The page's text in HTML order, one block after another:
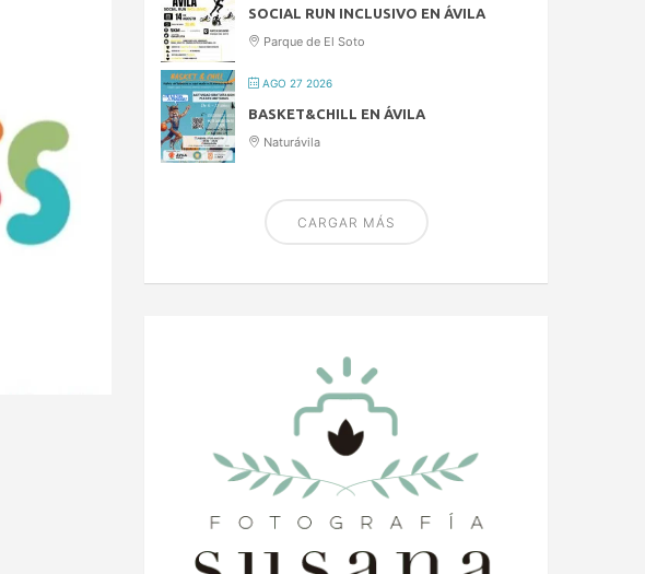
SOCIAL RUN INCLUSIVO EN ÁVILA
Parque de El Soto
AGO 27 2026
BASKET&CHILL EN ÁVILA
Naturávila
CARGAR MÁS